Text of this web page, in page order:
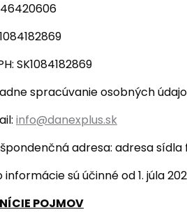
SK1084182869
spracúvanie osobných
info@danexplus.sk
adresa: adresa sídla
informácie sú účinné od 1. júla
POJMOV